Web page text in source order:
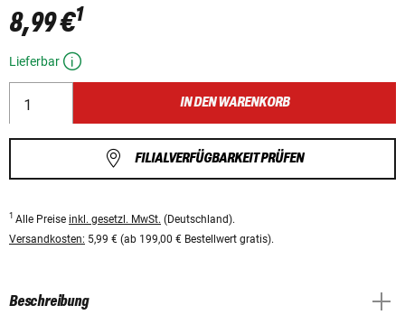
8,99 €1
Lieferbar
IN DEN WARENKORB
FILIALVERFÜGBARKEIT PRÜFEN
1 Alle Preise inkl. gesetzl. MwSt. (Deutschland).
Versandkosten: 5,99 € (ab 199,00 € Bestellwert gratis).
Beschreibung